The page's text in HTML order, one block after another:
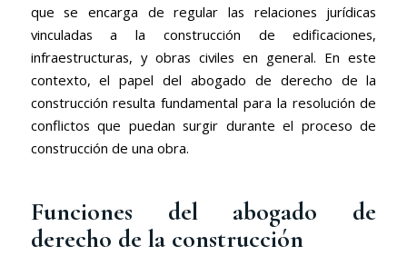
que se encarga de regular las relaciones jurídicas
vinculadas a la construcción de edificaciones,
infraestructuras, y obras civiles en general. En este
contexto, el papel del abogado de derecho de la
construcción resulta fundamental para la resolución de
conflictos que puedan surgir durante el proceso de
construcción de una obra.
Funciones del abogado de
derecho de la construcción